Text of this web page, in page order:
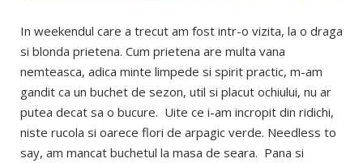
In weekendul care a trecut am fost intr-o vizita, la o draga
si blonda prietena. Cum prietena are multa vana
nemteasca, adica minte limpede si spirit practic, m-am
gandit ca un buchet de sezon, util si placut ochiului, nu ar
putea decat sa o bucure. Uite ce i-am incropit din ridichi,
niste rucola si oarece flori de arpagic verde. Needless to
say, am mancat buchetul la masa de seara. Pana si